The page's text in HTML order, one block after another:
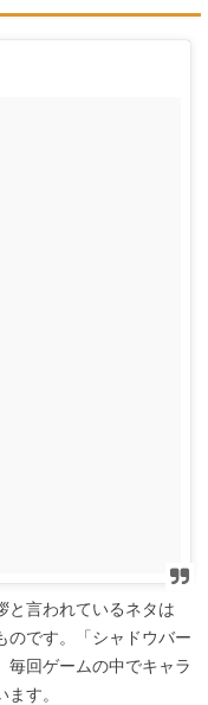
と言われているネタは
のです。「シャドウバー
毎回ゲームの中でキャラ
す。